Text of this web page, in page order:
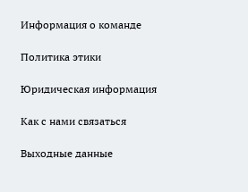
Информация о команде
Политика этики
Юридическая информация
Как с нами связаться
Выходные данные